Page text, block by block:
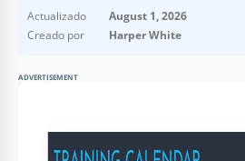
Actualizado
August 1, 2026
Creado por
Harper White
ADVERTISEMENT